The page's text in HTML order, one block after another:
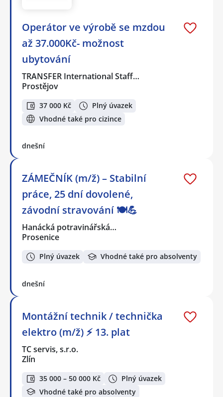
Operátor ve výrobě se mzdou
až 37.000Kč- možnost
ubytování
TRANSFER International Staff…
Prostějov
37 000 Kč
Plný úvazek
Vhodné také pro cizince
dnešní
ZÁMEČNÍK (m/ž) – Stabilní
práce, 25 dní dovolené,
závodní stravování 🍽️💪
Hanácká potravinářská…
Prosenice
Plný úvazek Vhodné také pro absolventy
dnešní
Montážní technik / technička
elektro (m/ž) ⚡ 13. plat
TC servis, s.r.o.
Zlín
35 000 – 50 000 Kč
Plný úvazek
Vhodné také pro absolventy